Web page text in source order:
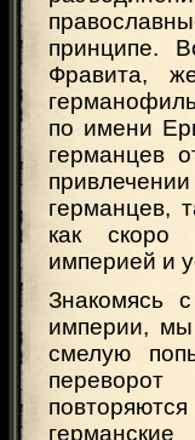
принципе.
Фравита,
по имени
германцев
германцев,
как скоро
империей и
Знакомясь
империи,
смелую